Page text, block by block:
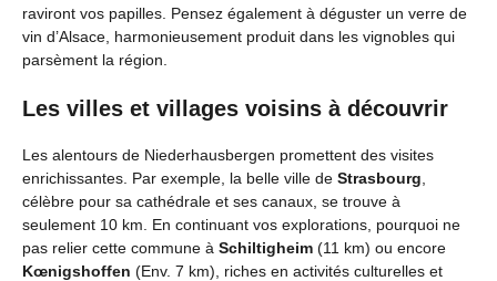
raviront vos papilles. Pensez également à déguster un verre de
vin d’Alsace, harmonieusement produit dans les vignobles qui
parsèment la région.
Les villes et villages voisins à découvrir
Les alentours de Niederhausbergen promettent des visites
enrichissantes. Par exemple, la belle ville de Strasbourg
célèbre pour sa cathédrale et ses canaux, se trouve à
seulement 10 km. En continuant vos explorations, pourquoi ne
pas relier cette commune à Schiltigheim (11 km) ou encore
Kœnigshoffen (Env. 7 km), riches en activités culturelles et